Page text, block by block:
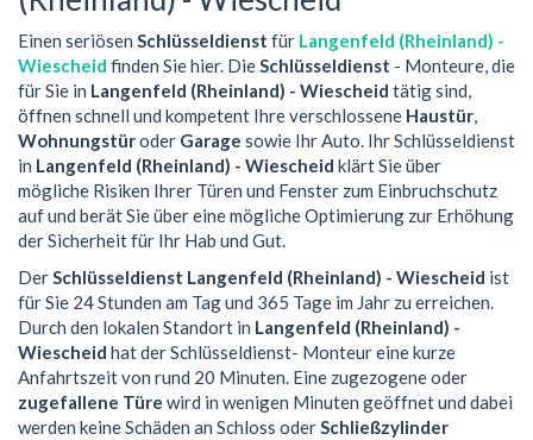
Einen seriösen Schlüsseldienst für Langenfeld (Rheinland) -
Wiescheid finden Sie hier. DieSchlüsseldienst - Monteure, die
für Sie in Langenfeld (Rheinland) - Wiescheid tätig sind,
öffnen schnell und kompetent Ihre verschlossene Haustür,
Wohnungstüroder Garage sowie Ihr Auto. Ihr Schlüsseldienst
in Langenfeld (Rheinland) - Wiescheid klärt Sie über
mögliche Risiken Ihrer Türen und Fenster zum Einbruchschutz
auf und berät Sie über eine mögliche Optimierung zur Erhöhung
der Sicherheit für Ihr Hab und Gut.
DerSchlüsseldienst Langenfeld (Rheinland) - Wiescheid ist
für Sie 24 Stunden am Tag und 365 Tage im Jahr zu erreichen.
Durch den lokalen Standort in Langenfeld (Rheinland) -
Wiescheid hat der Schlüsseldienst- Monteur eine kurze
Anfahrtszeit von rund 20 Minuten. Eine zugezogene oder
zugefallene Türe wird in wenigen Minuten geöffnet und dabei
werden keine Schäden an Schloss oderSchließzylinder